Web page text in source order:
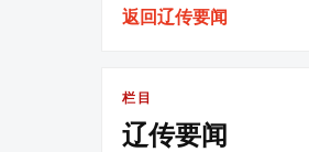
返回辽传要闻
栏目
辽传要闻